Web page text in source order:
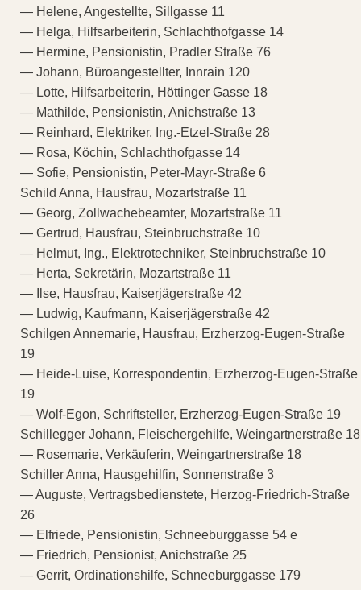
— Helene, Angestellte, Sillgasse 11
— Helga, Hilfsarbeiterin, Schlachthofgasse 14
— Hermine, Pensionistin, Pradler Straße 76
— Johann, Büroangestellter, Innrain 120
— Lotte, Hilfsarbeiterin, Höttinger Gasse 18
— Mathilde, Pensionistin, Anichstraße 13
— Reinhard, Elektriker, Ing.-Etzel-Straße 28
— Rosa, Köchin, Schlachthofgasse 14
— Sofie, Pensionistin, Peter-Mayr-Straße 6
Schild Anna, Hausfrau, Mozartstraße 11
— Georg, Zollwachebeamter, Mozartstraße 11
— Gertrud, Hausfrau, Steinbruchstraße 10
— Helmut, Ing., Elektrotechniker, Steinbruchstraße 10
— Herta, Sekretärin, Mozartstraße 11
— Ilse, Hausfrau, Kaiserjägerstraße 42
— Ludwig, Kaufmann, Kaiserjägerstraße 42
Schilgen Annemarie, Hausfrau, Erzherzog-Eugen-Straße
19
— Heide-Luise, Korrespondentin, Erzherzog-Eugen-Straße
19
— Wolf-Egon, Schriftsteller, Erzherzog-Eugen-Straße 19
Schillegger Johann, Fleischergehilfe, Weingartnerstraße 18
— Rosemarie, Verkäuferin, Weingartnerstraße 18
Schiller Anna, Hausgehilfin, Sonnenstraße 3
— Auguste, Vertragsbedienstete, Herzog-Friedrich-Straße
26
— Elfriede, Pensionistin, Schneeburggasse 54 e
— Friedrich, Pensionist, Anichstraße 25
— Gerrit, Ordinationshilfe, Schneeburggasse 179